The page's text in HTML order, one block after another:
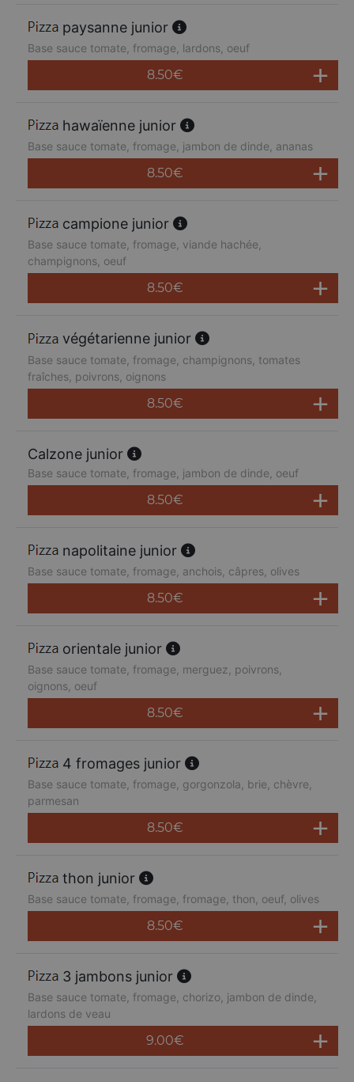
paysanne junior
Base sauce tomate, fromage, lardons, oeuf
8.50€
hawaïenne junior
Base sauce tomate, fromage, jambon de dinde, ananas
8.50€
campione junior
Base sauce tomate, fromage, viande hachée,
champignons, oeuf
8.50€
végétarienne junior
Base sauce tomate, fromage, champignons, tomates
fraîches, poivrons, oignons
8.50€
Calzone junior
Base sauce tomate, fromage, jambon de dinde, oeuf
8.50€
napolitaine junior
Base sauce tomate, fromage, anchois, câpres, olives
8.50€
orientale junior
Base sauce tomate, fromage, merguez, poivrons,
oignons, oeuf
8.50€
4 fromages junior
Base sauce tomate, fromage, gorgonzola, brie, chèvre,
parmesan
8.50€
thon junior
Base sauce tomate, fromage, fromage, thon, oeuf, olives
8.50€
3 jambons junior
Base sauce tomate, fromage, chorizo, jambon de dinde,
lardons de veau
9.00€